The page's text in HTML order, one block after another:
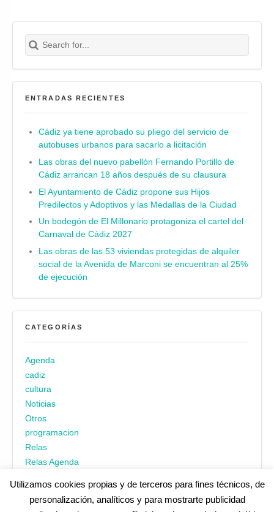
Search for:
Buscar
ENTRADAS RECIENTES
Cádiz ya tiene aprobado su pliego del servicio de
autobuses urbanos para sacarlo a licitación
Las obras del nuevo pabellón Fernando Portillo de
Cádiz arrancan 18 años después de su clausura
El Ayuntamiento de Cádiz propone sus Hijos
Predilectos y Adoptivos y las Medallas de la Ciudad
Un bodegón de El Millonario protagoniza el cartel del
Carnaval de Cádiz 2027
Las obras de las 53 viviendas protegidas de alquiler
social de la Avenida de Marconi se encuentran al 25%
de ejecución
CATEGORÍAS
Agenda
cadiz
cultura
Noticias
Otros
programacion
Relas
Relas Agenda
Utilizamos cookies propias y de terceros para fines técnicos, de
personalización, analíticos y para mostrarte publicidad